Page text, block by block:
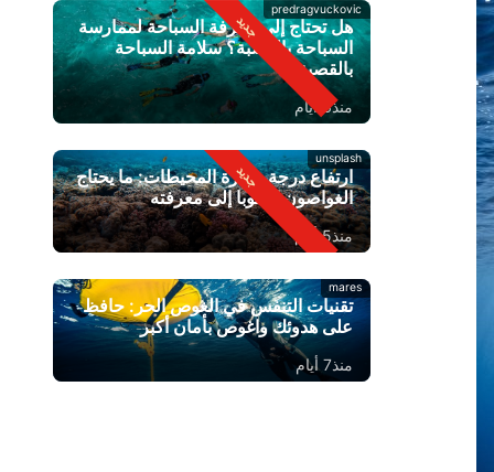
predragvuckovic
هل تحتاج إلى معرفة السباحة لممارسة
السباحة بالقصبة؟ سلامة السباحة
بالقصبة
منذ3 أيام
unsplash
ارتفاع درجة حرارة المحيطات: ما يحتاج
الغواصون سكوبا إلى معرفته
منذ5 أيام
mares
تقنيات التنفس في الغوص الحر: حافظ
على هدوئك واغوص بأمان أكبر
منذ7 أيام